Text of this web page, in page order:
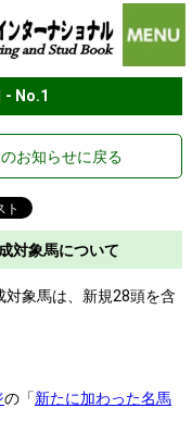
- No.1
お知らせに戻る
対象馬について
象馬は、新規28頭を含
の「新たに加わった名馬